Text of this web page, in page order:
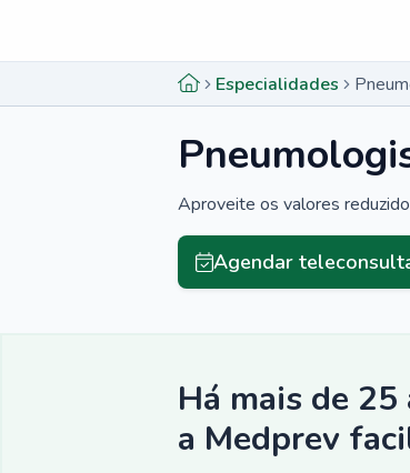
Especialidades
Aproveite os valores
Agendar
Há mais de 25
a Medprev